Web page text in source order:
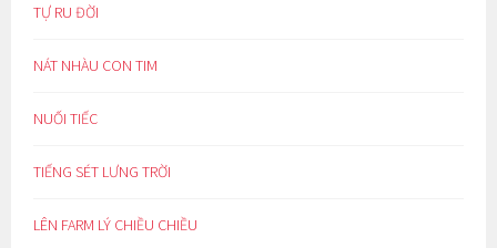
TỰ RU ĐỜI
NÁT NHÀU CON TIM
NUỐI TIẾC
TIẾNG SÉT LƯNG TRỜI
LÊN FARM LÝ CHIỀU CHIỀU